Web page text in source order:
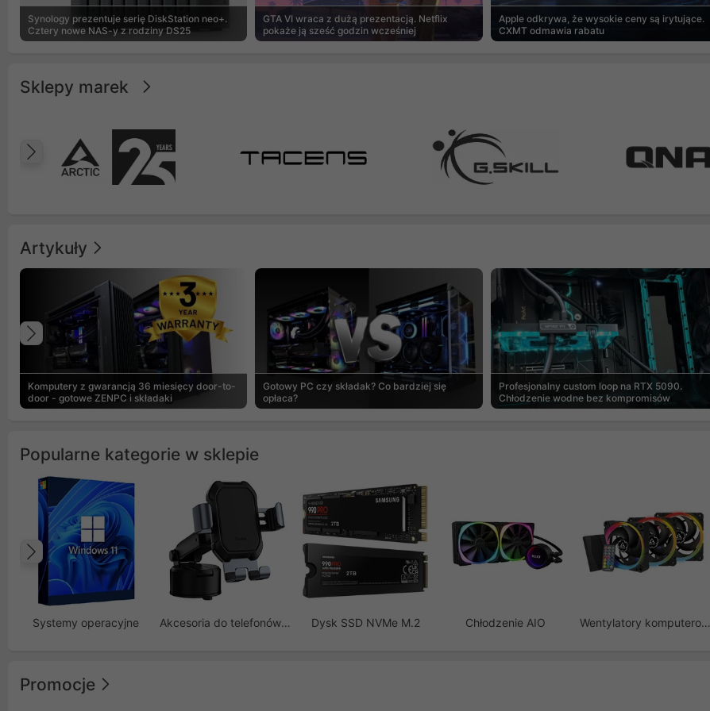
Synology prezentuje serię DiskStation neo+.
Cztery nowe NAS-y z rodziny DS25
GTA VI wraca z dużą prezentacją. Netflix
pokaże ją sześć godzin wcześniej
Apple odkrywa, że wysokie ceny są irytujące.
CXMT odmawia rabatu
Sklepy marek
Poprzedni
Artykuły
Komputery z gwarancją 36 miesięcy door-to-
door - gotowe ZENPC i składaki
Gotowy PC czy składak? Co bardziej się
opłaca?
Profesjonalny custom loop na RTX 5090.
Chłodzenie wodne bez kompromisów
Poprzedni
Popularne kategorie w sklepie
Systemy operacyjne Akcesoria do telefonów GSM Dysk SSD NVMe M.2 Chłodzenie AIO Wentylatory komputerowe
Poprzedni
Promocje